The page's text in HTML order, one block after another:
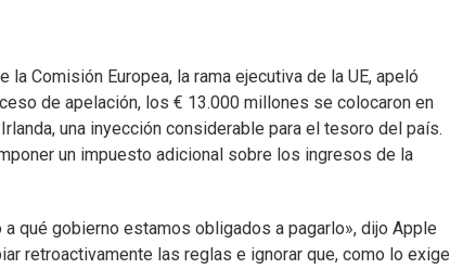
Comisión Europea, la rama ejecutiva de la UE, apeló
de apelación, los € 13.000 millones se colocaron en
una inyección considerable para el tesoro del país.
un impuesto adicional sobre los ingresos de la
qué gobierno estamos obligados a pagarlo», dijo Apple
retroactivamente las reglas e ignorar que, como lo exige